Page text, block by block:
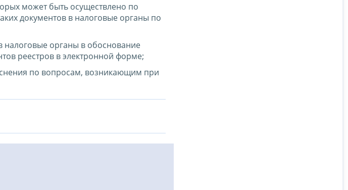
может быть осуществлено по
документов в налоговые органы по
налоговые органы в обоснование
реестров в электронной форме;
по вопросам, возникающим при